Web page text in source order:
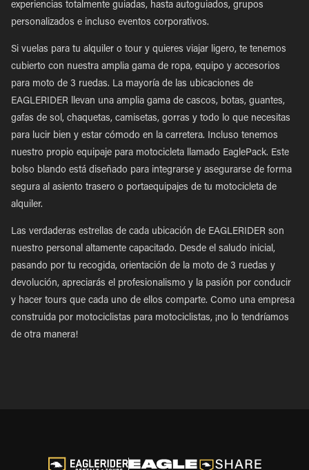
experiencias totalmente guiadas, hasta autoguiados, grupos
personalizados e incluso eventos corporativos.
Si vuelas para tu alquiler o tour y quieres viajar ligero, te tenemos
cubierto con nuestra amplia gama de ropa, equipo y accesorios
para moto de 3 ruedas. La mayoría de las ubicaciones de
EAGLERIDER llevan una amplia gama de cascos, botas, guantes,
gafas de sol, chaquetas, camisetas, gorras y todo lo que necesitas
para lucir bien y estar cómodo en la carretera. Incluso tenemos
nuestro propio equipaje para motocicleta llamado EaglePack. Este
bolso blando está diseñado para integrarse y asegurarse de forma
segura al asiento trasero o portaequipajes de tu motocicleta de
alquiler.
Las verdaderas estrellas de cada ubicación de EAGLERIDER son
nuestro personal altamente capacitado. Desde el saludo inicial,
pasando por tu recogida, orientación de la moto de 3 ruedas y
devolución, apreciarás el profesionalismo y la pasión por conducir
y hacer tours que cada uno de ellos comparte. Como una empresa
construida por motociclistas para motociclistas, ¡no lo tendríamos
de otra manera!